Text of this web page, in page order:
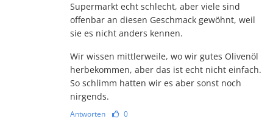
Supermarkt echt schlecht, aber viele sind
offenbar an diesen Geschmack gewöhnt, weil
sie es nicht anders kennen.
Wir wissen mittlerweile, wo wir gutes Olivenöl
herbekommen, aber das ist echt nicht einfach.
So schlimm hatten wir es aber sonst noch
nirgends.
Antworten 0